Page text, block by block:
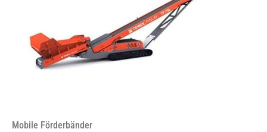
Mobile Förderbänder